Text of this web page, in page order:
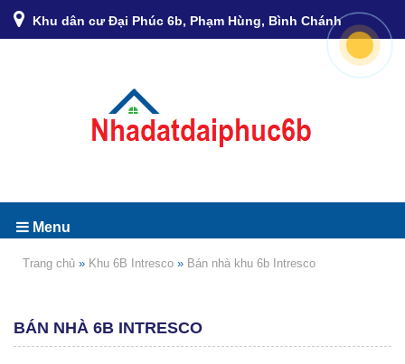
Khu dân cư Đại Phúc 6b, Phạm Hùng, Bình Chánh
Menu
Trang chủ » Khu 6B Intresco » Bán nhà khu 6b Intresco
BÁN NHÀ 6B INTRESCO